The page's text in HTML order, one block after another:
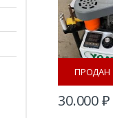
ПРОДАН
30.000₽